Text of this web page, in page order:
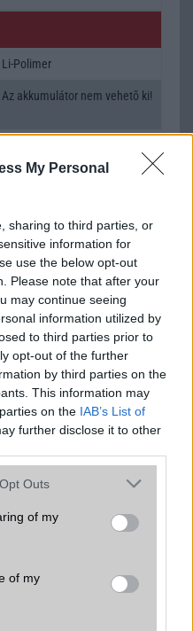
My Personal
sharing to third parties, or
information for
use the below opt-out
Please note that after your
may continue seeing
information utilized by
to third parties prior to
opt-out of the further
by third parties on the
This information may
on the IAB’s List of
further disclose it to other
uses one or more Google
You may click to
and its third-party tags to
purposes in below Google
Outs
of my
of my
Li-Polimer
Az akkumulátor nem vehetõ ki!
Nincs
Fingerprint sensor
alap szolgáltatás
alkalmazás független szótár
alap szolgáltatás
ecompass
Nincs
alap szolgáltatás